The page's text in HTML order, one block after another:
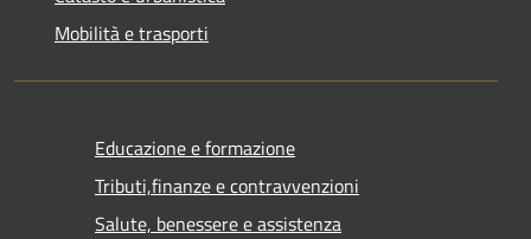
Mobilità e trasporti
Educazione e formazione
Tributi,finanze e contravvenzioni
Salute, benessere e assistenza